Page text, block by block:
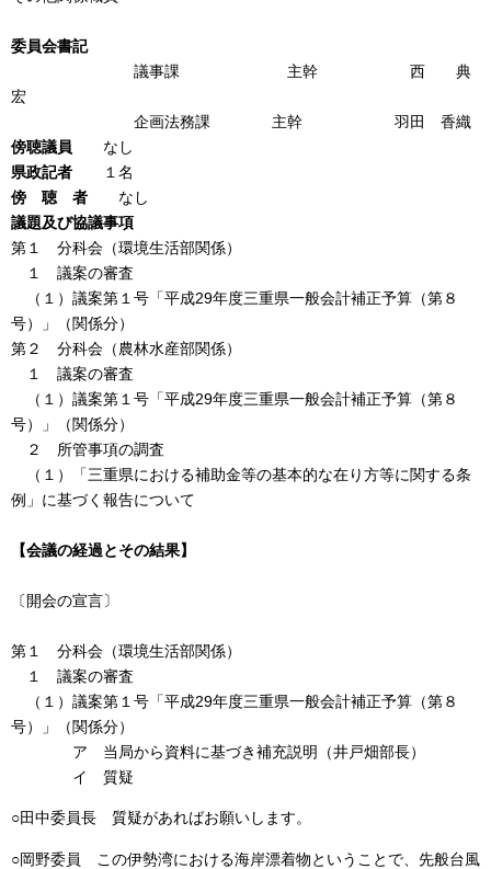
委員会書記
議事課 主幹 西 典
宏
企画法務課 主幹 羽田 香織
傍聴議員 なし
県政記者 １名
傍 聴 者 なし
議題及び協議事項
第１ 分科会（環境生活部関係）
１ 議案の審査
（１）議案第１号「平成29年度三重県一般会計補正予算（第８
号）」（関係分）
第２ 分科会（農林水産部関係）
１ 議案の審査
（１）議案第１号「平成29年度三重県一般会計補正予算（第８
号）」（関係分）
２ 所管事項の調査
（１）「三重県における補助金等の基本的な在り方等に関する条
例」に基づく報告について
【会議の経過とその結果】
〔開会の宣言〕
第１ 分科会（環境生活部関係）
１ 議案の審査
（１）議案第１号「平成29年度三重県一般会計補正予算（第８
号）」（関係分）
ア 当局から資料に基づき補充説明（井戸畑部長）
イ 質疑
○田中委員長 質疑があればお願いします。
○岡野委員 この伊勢湾における海岸漂着物ということで、先般台風